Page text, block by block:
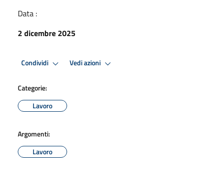
Data :
2 dicembre 2025
Condividi Vedi azioni
Categorie:
Lavoro
Argomenti:
Lavoro